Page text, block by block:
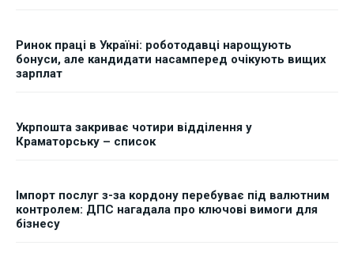
Ринок праці в Україні: роботодавці нарощують
бонуси, але кандидати насамперед очікують вищих
зарплат
Укрпошта закриває чотири відділення у
Краматорську – список
Імпорт послуг з-за кордону перебуває під валютним
контролем: ДПС нагадала про ключові вимоги для
бізнесу